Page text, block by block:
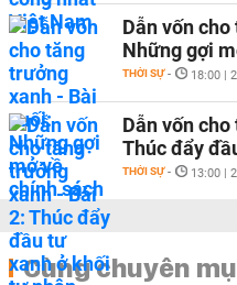
Dẫn vốn
Những gợi
THỜI SỰ - 18:00 |
Dẫn vốn
Thúc đẩy
THỜI SỰ - 13:00 |
Cùng chuyên